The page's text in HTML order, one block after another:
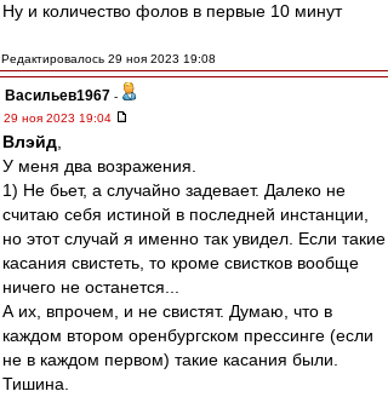
Ну и количество фолов в первые 10 минут
Редактировалось 29 ноя 2023 19:08
Васильев1967 -
29 ноя 2023 19:04
Влэйд
У меня два возражения.
1) Не бьет, а случайно задевает. Далеко не
считаю себя истиной в последней инстанции,
но этот случай я именно так увидел. Если такие
касания свистеть, то кроме свистков вообще
ничего не останется...
А их, впрочем, и не свистят. Думаю, что в
каждом втором оренбургском прессинге (если
не в каждом первом) такие касания были.
Тишина.